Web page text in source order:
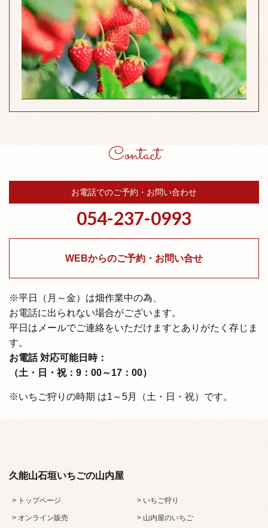
Contact
お電話でのご予約・お問い合わせ
054-237-0993
WEBからのご予約・お問い合せ
※平⽇（⽉～⾦）は畑作業中の為、
お電話に出られない場合がございます。
平日はメールでご連絡をいただけますとありがたく存じま
す。
お電話 対応可能日時：
（⼟・⽇・祝：9：00～17：00）
※いちご狩りの時期 は1～5⽉（⼟・⽇・祝）です。
久能山石垣いちごの山内屋
> トップページ > いちご狩り
> オンライン販売 > 山内屋のいちご